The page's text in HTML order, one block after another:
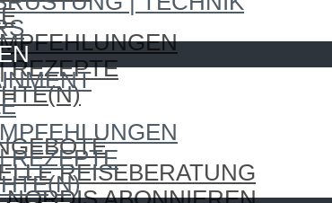
REZEPTE
REISEBERATUNG
REZEPTE